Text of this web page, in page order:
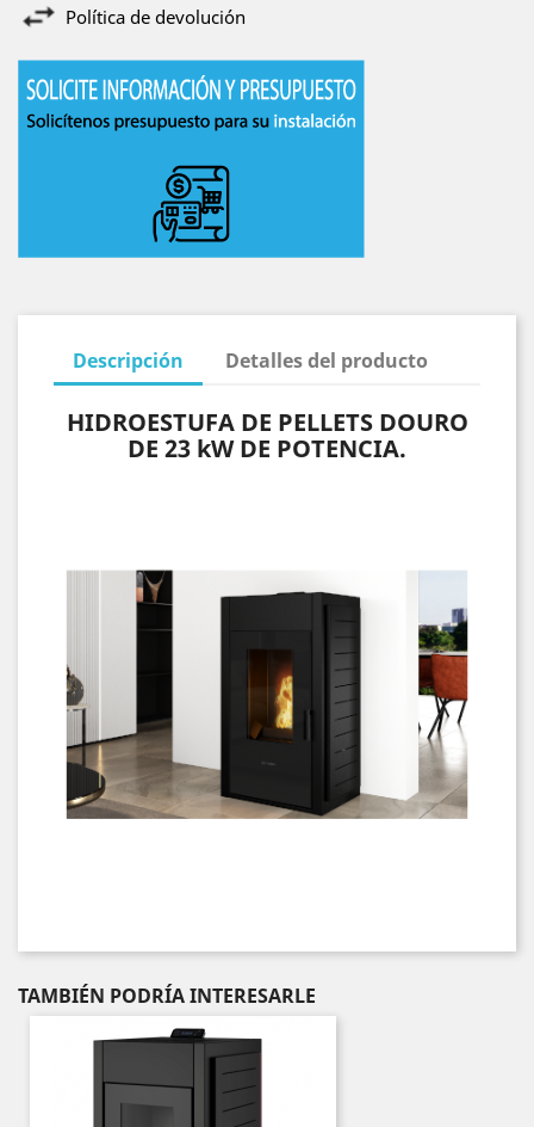
Política de devolución
Descripción Detalles del producto
HIDROESTUFA DE PELLETS DOURO
DE 23 kW DE POTENCIA.
TAMBIÉN PODRÍA INTERESARLE